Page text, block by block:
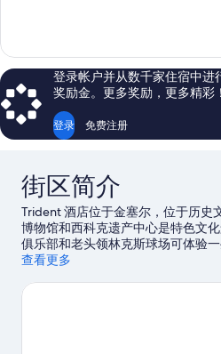
片
信
息
登录帐户并从数千家住宿中进
奖励金。更多奖励，更多精彩！
登录 免费注册
街区简介
Trident 酒店位于金塞尔，位于历史
博物馆和西科克遗产中心是特色文
俱乐部和老头领林克斯球场可体验
和詹姆斯堡是另外两个值得推荐的
体验优美的户外风景。
查看更多